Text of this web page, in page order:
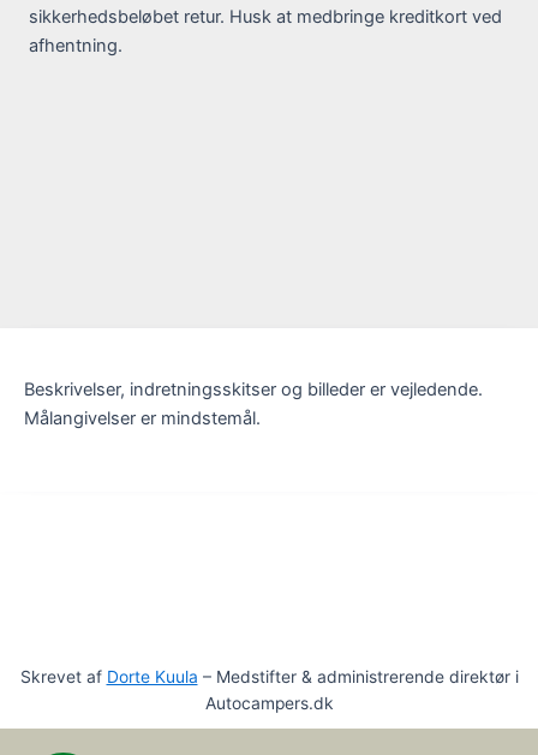
sikkerhedsbeløbet retur. Husk at medbringe kreditkort ved
afhentning.
Beskrivelser, indretningsskitser og billeder er vejledende.
Målangivelser er mindstemål.
Skrevet af Dorte Kuula – Medstifter & administrerende direktør i
Autocampers.dk